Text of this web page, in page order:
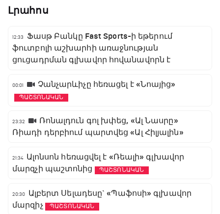
Լրահոս
12:33
Ֆասթ Բանկը Fast Sports-ի եթերում
ֆուտբոլի աշխարհի առաջնության
ցուցադրման գլխավոր հովանավորն է
00:01 Չանչարևիչը հեռացել է «Նոայից»
ՊԱՇՏՈՆԱԿԱՆ
23:32
Ռոնալդուն գոլ խփեց, «Ալ Նասրը»
Ռիադի դերբիում պարտվեց «Ալ Հիլյալին»
21:34 Ալոնսոն հեռացվել է «Ռեալի» գլխավոր
մարզչի պաշտոնից
ՊԱՇՏՈՆԱԿԱՆ
20:30
Ալբերտ Սելադեսը` «Պաֆոսի» գլխավոր
մարզիչ
ՊԱՇՏՈՆԱԿԱՆ